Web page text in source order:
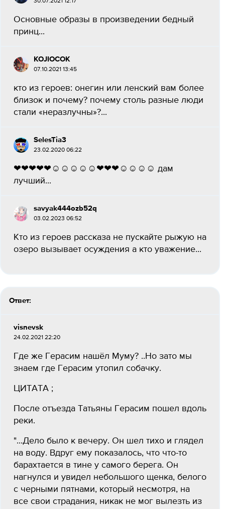
Основные образы в произведении бедный
принц...
KOJIOCOK
07.10.2021 13:45
кто из героев: онегин или ленский вам более
близок и почему? почему столь разные люди
стали «неразлучны»?...
SelesTia3
23.02.2020 06:22
❤❤❤❤❤☺☺☺☺☺❤❤❤☺☺☺☺ дам
лучший...
savyak444ozb52q
03.02.2023 06:52
Кто из героев рассказа не пускайте рыжую на
озеро вызывает осуждения а кто уважение...
Ответ:
visnevsk
24.02.2021 22:20
Где же Герасим нашёл Муму? ..Но зато мы
знаем где Герасим утопил собачку.
ЦИТАТА ;
После отъезда Татьяны Герасим пошел вдоль
реки.
"...Дело было к вечеру. Он шел тихо и глядел
на воду. Вдруг ему показалось, что что-то
барахтается в тине у самого берега. Он
нагнулся и увидел небольшого щенка, белого
с черными пятнами, который несмотря, на
все свои страдания, никак не мог вылезть из